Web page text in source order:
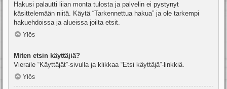
Hakusi palautti liian monta tulosta ja palvelin ei pystynyt
käsittelemään niitä. Käytä “Tarkennettua hakua” ja ole tarkempi
hakuehdoissa ja alueissa joilta etsit.
Ylös
Miten etsin käyttäjiä?
Vieraile “Käyttäjät”-sivulla ja klikkaa “Etsi käyttäjä”-linkkiä.
Ylös